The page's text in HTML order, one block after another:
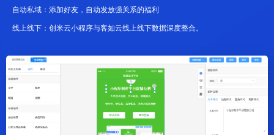
自动私域：添加好友，自动发放强关系的福利
线上线下：创米云小程序与客如云线上线下数据深度整合。